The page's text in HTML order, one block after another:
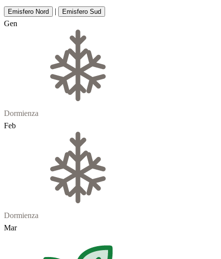
Emisfero Nord | Emisfero Sud
Gen
Dormienza
Feb
Dormienza
Mar